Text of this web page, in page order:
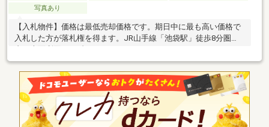
写真あり
【入札物件】価格は最低売却価格です。期日中に最も高い価格で
入札した方が落札権を得ます。JR山手線「池袋駅」徒歩8分圏